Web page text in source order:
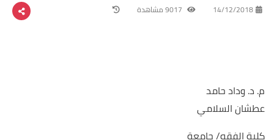
14/12/2018
م. د. وداد حامد
عطشان السلامي
كلية الفقه/ جامعة